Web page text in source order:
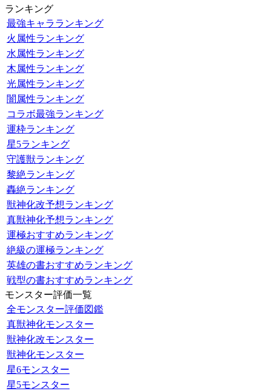
ランキング
最強キャラランキング
火属性ランキング
水属性ランキング
木属性ランキング
光属性ランキング
闇属性ランキング
コラボ最強ランキング
運枠ランキング
星5ランキング
守護獣ランキング
黎絶ランキング
轟絶ランキング
獣神化改予想ランキング
真獣神化予想ランキング
運極おすすめランキング
絶級の運極ランキング
英雄の書おすすめランキング
戦型の書おすすめランキング
モンスター評価一覧
全モンスター評価図鑑
真獣神化モンスター
獣神化改モンスター
獣神化モンスター
星6モンスター
星5モンスター